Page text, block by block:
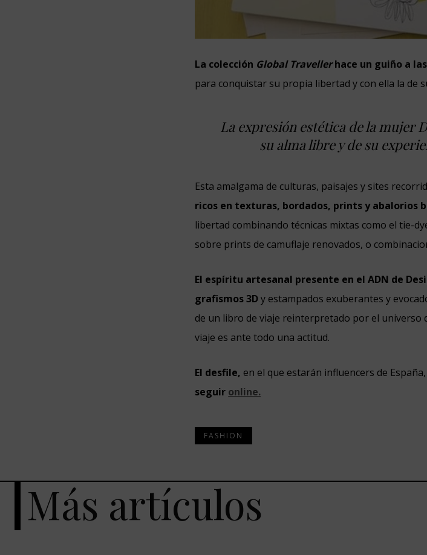
La colección Global Travellerhace un guiño a
para conquistar su propia libertad y con ella la de
La expresión estética de la mujer
su alma libre y de su
Esta amalgama de culturas, paisajes y sites
ricos en texturas, bordados, prints y abalorios
libertad combinando técnicas mixtas como el tie-
sobre prints de camuflaje renovados, o
El espíritu artesanal presente en el ADN de
grafismos 3Dy estampados exuberantes y
de un libro de viaje reinterpretado por el universo
viaje es ante todo una actitud.
El desfile, en el que estarán influencers de
seguir online.
FASHION
Más artículos